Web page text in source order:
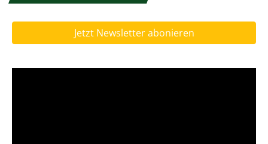
Jetzt Newsletter abonieren